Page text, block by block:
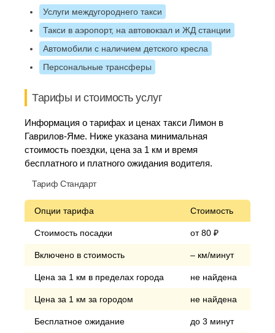
Услуги междугороднего такси
Такси в аэропорт, на автовокзал и ЖД станции
Автомобили с наличием детского кресла
Персональные трансферы
Тарифы и стоимость услуг
Информация о тарифах и ценах такси Лимон в
Гаврилов-Яме. Ниже указана минимальная
стоимость поездки, цена за 1 км и время
бесплатного и платного ожидания водителя.
Тариф Стандарт
Опции тарифа Стоимость
Стоимость посадки от 80 ₽
Включено в стоимость – км/минут
Цена за 1 км в пределах города не найдена
Цена за 1 км за городом не найдена
Бесплатное ожидание до 3 минут